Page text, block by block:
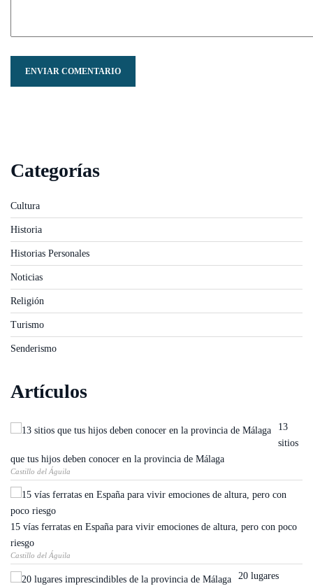
ENVIAR COMENTARIO
Categorías
Cultura
Historia
Historias Personales
Noticias
Religión
Turismo
Senderismo
Artículos
13
sitios
que tus hijos deben conocer en la provincia de Málaga
Castillo del Águila
15 vías ferratas en España para vivir emociones de altura, pero con poco
riesgo
Castillo del Águila
20 lugares